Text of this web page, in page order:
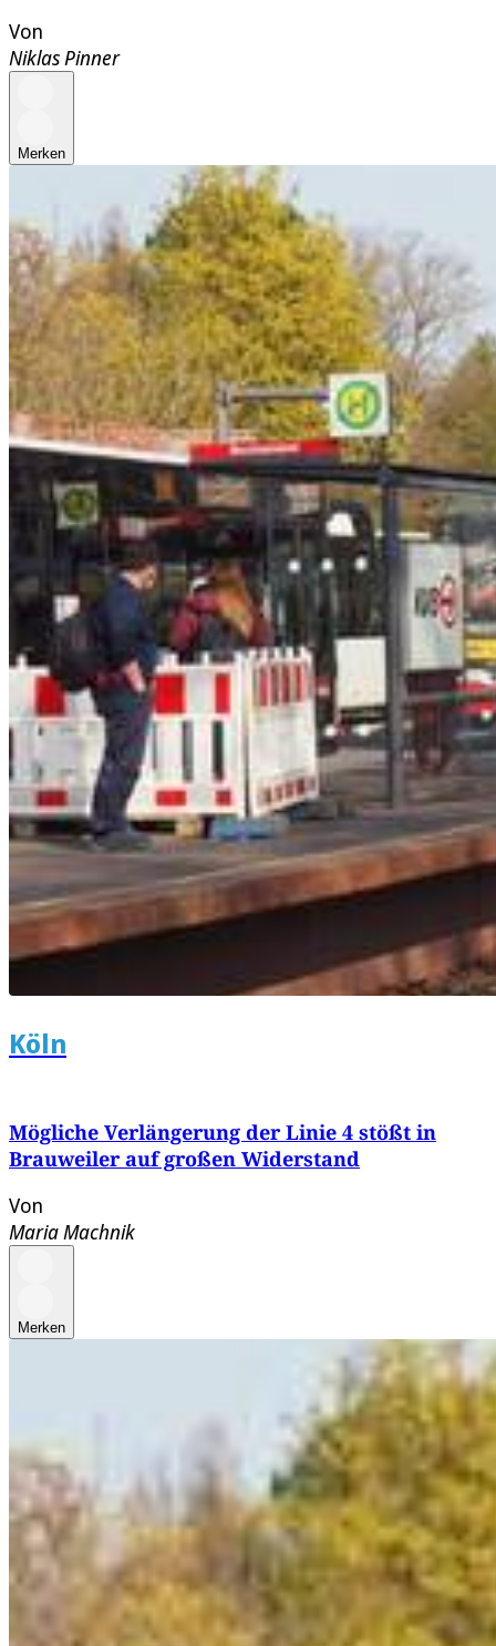
Von
Niklas Pinner
Merken
Köln
Mögliche Verlängerung der Linie 4 stößt in
Brauweiler auf großen Widerstand
Von
Maria Machnik
Merken